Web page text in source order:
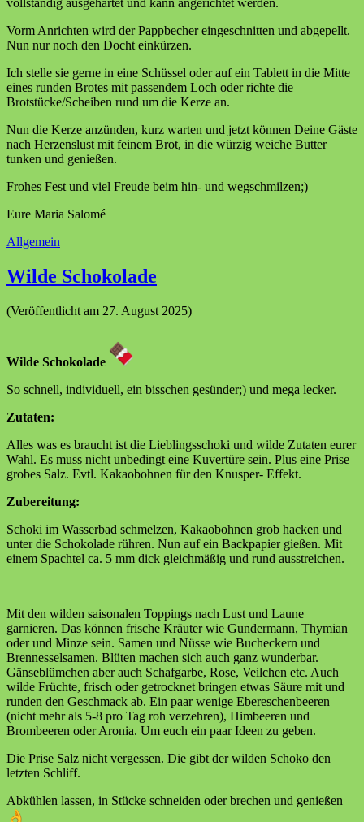
vollständig ausgehärtet und kann angerichtet werden.
Vorm Anrichten wird der Pappbecher eingeschnitten und abgepellt.
Nun nur noch den Docht einkürzen.
Ich stelle sie gerne in eine Schüssel oder auf ein Tablett in die Mitte
eines runden Brotes mit passendem Loch oder richte die
Brotstücke/Scheiben rund um die Kerze an.
Nun die Kerze anzünden, kurz warten und jetzt können Deine Gäste
nach Herzenslust mit feinem Brot, in die würzig weiche Butter
tunken und genießen.
Frohes Fest und viel Freude beim hin- und wegschmilzen;)
Eure Maria Salomé
Allgemein
Wilde Schokolade
(Veröffentlicht am 27. August 2025)
Wilde Schokolade
So schnell, individuell, ein bisschen gesünder;) und mega lecker.
Zutaten:
Alles was es braucht ist die Lieblingsschoki und wilde Zutaten eurer
Wahl. Es muss nicht unbedingt eine Kuvertüre sein. Plus eine Prise
grobes Salz. Evtl. Kakaobohnen für den Knusper- Effekt.
Zubereitung:
Schoki im Wasserbad schmelzen, Kakaobohnen grob hacken und
unter die Schokolade rühren. Nun auf ein Backpapier gießen. Mit
einem Spachtel ca. 5 mm dick gleichmäßig und rund ausstreichen.
Mit den wilden saisonalen Toppings nach Lust und Laune
garnieren. Das können frische Kräuter wie Gundermann, Thymian
oder und Minze sein. Samen und Nüsse wie Bucheckern und
Brennesselsamen. Blüten machen sich auch ganz wunderbar.
Gänseblümchen aber auch Schafgarbe, Rose, Veilchen etc. Auch
wilde Früchte, frisch oder getrocknet bringen etwas Säure mit und
runden den Geschmack ab. Ein paar wenige Ebereschenbeeren
(nicht mehr als 5-8 pro Tag roh verzehren), Himbeeren und
Brombeeren oder Aronia. Um euch ein paar Ideen zu geben.
Die Prise Salz nicht vergessen. Die gibt der wilden Schoko den
letzten Schliff.
Abkühlen lassen, in Stücke schneiden oder brechen und genießen